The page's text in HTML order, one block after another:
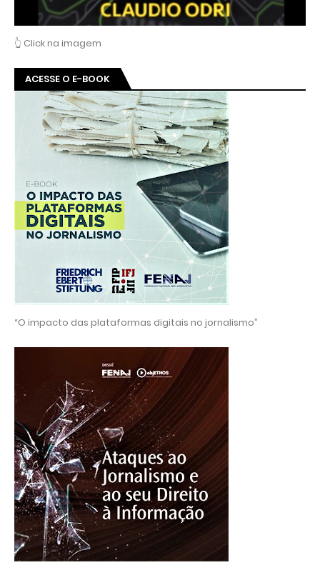
👆 Click na imagem
ACESSE O E-BOOK
“O impacto das plataformas digitais no jornalismo”